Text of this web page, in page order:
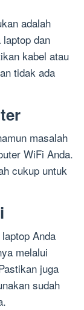
adalah
dan
kabel atau
tidak ada
masalah
WiFi Anda.
cukup untuk
Anda
melalui
juga
sudah